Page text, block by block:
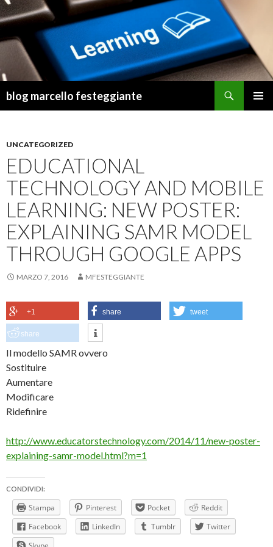
blog marcello festeggiante
UNCATEGORIZED
EDUCATIONAL
TECHNOLOGY AND MOBILE
LEARNING: NEW POSTER:
EXPLAINING SAMR MODEL
THROUGH GOOGLE APPS
MARZO 7, 2016 MFESTEGGIANTE
+1 share tweet
share
Il modello SAMR ovvero
Sostituire
Aumentare
Modificare
Ridefinire
http://www.educatorstechnology.com/2014/11/new-poster-
explaining-samr-model.html?m=1
CONDIVIDI:
Stampa Pinterest Pocket
Reddit
Facebook
LinkedIn Tumblr
Twitter